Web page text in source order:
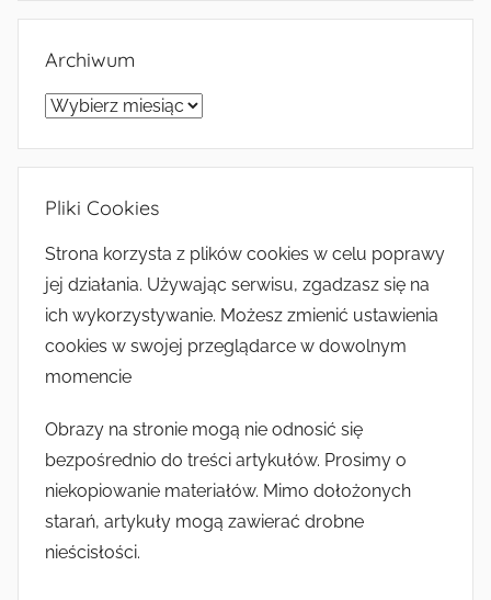
Archiwum
Archiwum
Pliki Cookies
Strona korzysta z plików cookies w celu poprawy
jej działania. Używając serwisu, zgadzasz się na
ich wykorzystywanie. Możesz zmienić ustawienia
cookies w swojej przeglądarce w dowolnym
momencie
Obrazy na stronie mogą nie odnosić się
bezpośrednio do treści artykułów. Prosimy o
niekopiowanie materiałów. Mimo dołożonych
starań, artykuły mogą zawierać drobne
nieścisłości.